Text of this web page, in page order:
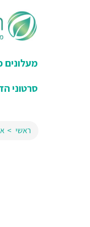
מעלונים
סרטוני
ראשי